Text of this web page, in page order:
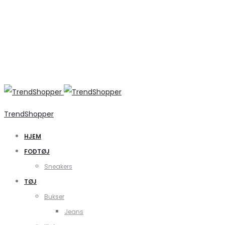
TrendShopper
HJEM
FODTØJ
Sneakers
TØJ
Bukser
Jeans